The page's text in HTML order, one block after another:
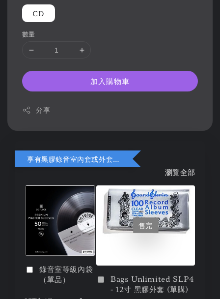
CD
數量
加入購物車
分享
享有黑膠錄音室內套或外套折扣
瀏覽全部
錄音室等級內袋
（單品）
售完
Bags Unlimited SLP4
- 12寸 黑膠外套 (單購)